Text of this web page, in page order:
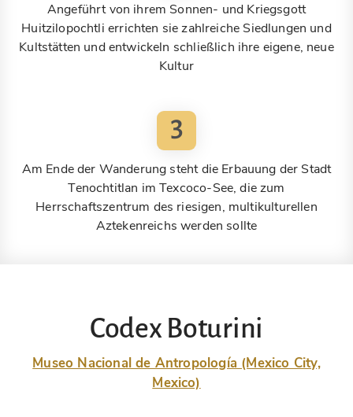
Angeführt von ihrem Sonnen- und Kriegsgott
Huitzilopochtli errichten sie zahlreiche Siedlungen und
Kultstätten und entwickeln schließlich ihre eigene, neue
Kultur
3
Am Ende der Wanderung steht die Erbauung der Stadt
Tenochtitlan im Texcoco-See, die zum
Herrschaftszentrum des riesigen, multikulturellen
Aztekenreichs werden sollte
Codex Boturini
Museo Nacional de Antropología (Mexico City,
Mexico)